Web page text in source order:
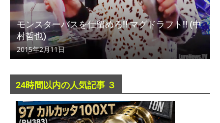
モンスターバスを仕留めろ!! マグドラフト!! (中
村哲也)
2015年2月11日
24時間以内の人気記事 ３